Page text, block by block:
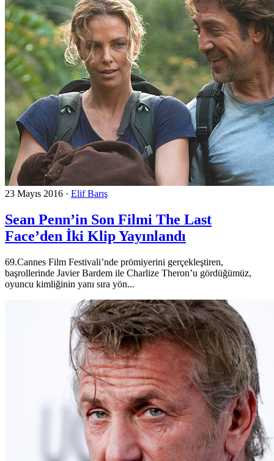
23 Mayıs 2016 · Elif Barış
Sean Penn’in Son Filmi The Last
Face’den İki Klip Yayınlandı
69.Cannes Film Festivali’nde prömiyerini gerçekleştiren,
başrollerinde Javier Bardem ile Charlize Theron’u gördüğümüz,
oyuncu kimliğinin yanı sıra yön...